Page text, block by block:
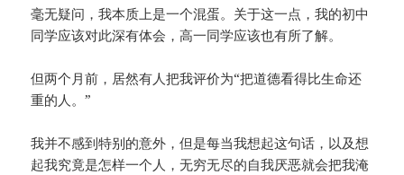
毫无疑问，我本质上是一个混蛋。关于这一点，我的初中
同学应该对此深有体会，高一同学应该也有所了解。
但两个月前，居然有人把我评价为“把道德看得比生命还
重的人。”
我并不感到特别的意外，但是每当我想起这句话，以及想
起我究竟是怎样一个人，无穷无尽的自我厌恶就会把我淹